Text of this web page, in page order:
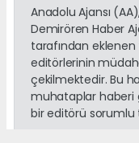
Anadolu Ajansı
Demirören Haber
tarafından
editörlerinin
çekilmektedir. Bu
muhataplar haberi
bir editörü sorumlu